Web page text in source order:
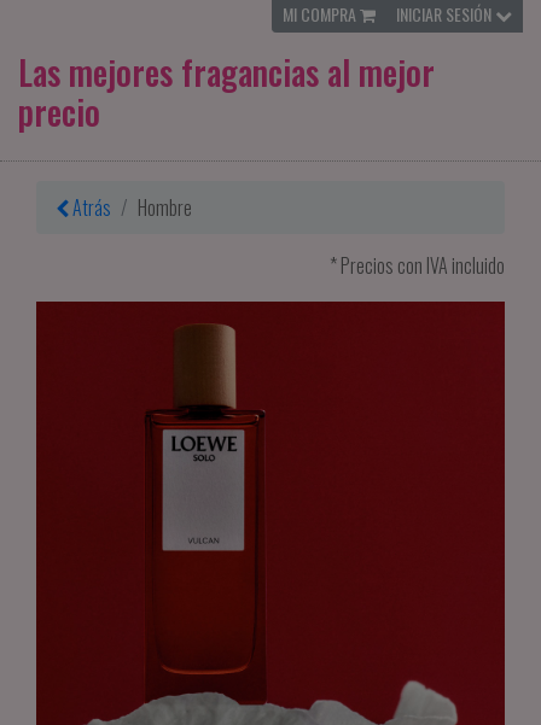
MI COMPRA INICIAR SESIÓN
Las mejores fragancias al mejor
precio
Atrás
Hombre
* Precios con IVA incluido